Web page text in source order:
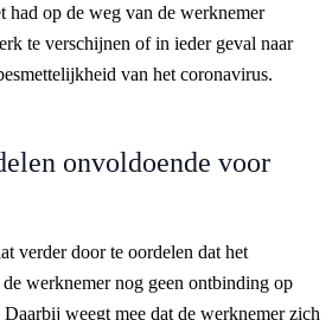
had op de weg van de werknemer
te verschijnen of in ieder geval naar
van het coronavirus.
onvoldoende voor
verder door te oordelen dat het
werknemer nog geen ontbinding op
weegt mee dat de werknemer zich